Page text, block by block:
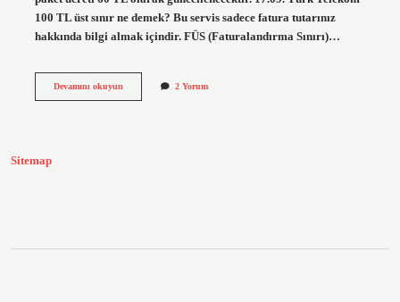
100 TL üst sınır ne demek? Bu servis sadece fatura tutarınız
hakkında bilgi almak içindir. FÜS (Faturalandırma Sınırı)…
Devamını okuyunTürk
2 Yorum
Sitemap